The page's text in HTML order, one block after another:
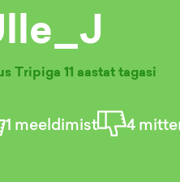
Tripiga 11 aastat tagasi
1 meeldimist 4